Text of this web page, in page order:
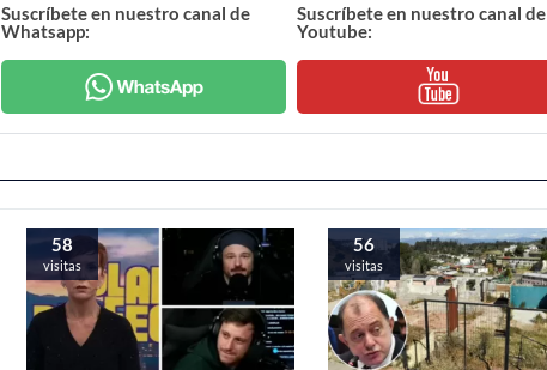
Suscríbete en nuestro canal de
Whatsapp:
Suscríbete en nuestro canal de
Youtube:
58
visitas
56
visitas